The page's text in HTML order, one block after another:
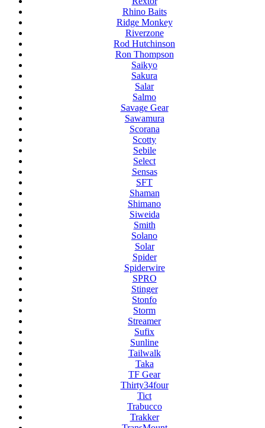
Rhino Baits
Ridge Monkey
Riverzone
Rod Hutchinson
Ron Thompson
Saikyo
Sakura
Salar
Salmo
Savage Gear
Sawamura
Scorana
Scotty
Sebile
Select
Sensas
SFT
Shaman
Shimano
Siweida
Smith
Solano
Solar
Spider
Spiderwire
SPRO
Stinger
Stonfo
Storm
Streamer
Sufix
Sunline
Tailwalk
Taka
TF Gear
Thirty34four
Tict
Trabucco
Trakker